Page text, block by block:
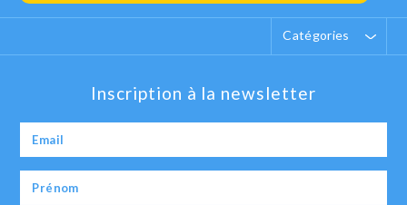
Catégories
Inscription à la newsletter